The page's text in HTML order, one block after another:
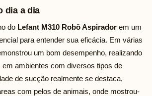
dia a dia
do Lefant M310 Robô Aspirador em um
para entender sua eficácia. Em várias
um bom desempenho, realizando
ambientes com diversos tipos de
de sucção realmente se destaca,
com pelos de animais, onde mostrou-